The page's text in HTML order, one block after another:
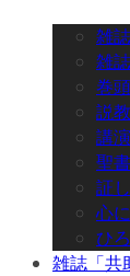
雑
雑
巻
説教
講演
聖
証し
心
ひ
雑誌「共